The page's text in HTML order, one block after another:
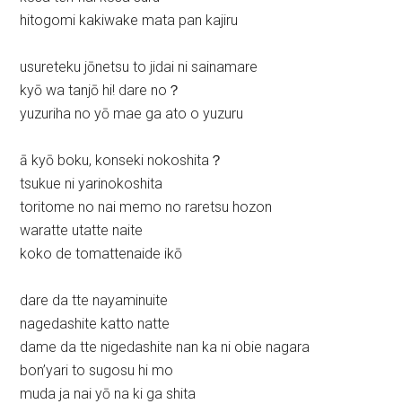
hitogomi kakiwake mata pan kajiru
usureteku jōnetsu to jidai ni sainamare
kyō wa tanjō hi! dare no？
yuzuriha no yō mae ga ato o yuzuru
ā kyō boku, konseki nokoshita？
tsukue ni yarinokoshita
toritome no nai memo no raretsu hozon
waratte utatte naite
koko de tomattenaide ikō
dare da tte nayaminuite
nagedashite katto natte
dame da tte nigedashite nan ka ni obie nagara
bon’yari to sugosu hi mo
muda ja nai yō na ki ga shita